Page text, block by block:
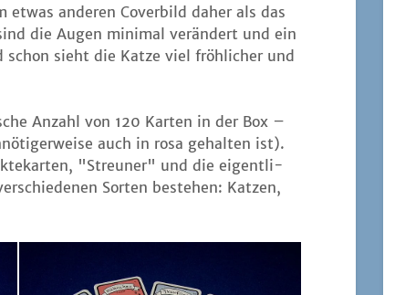
etwas ande­ren Cover­bild daher als das
die Augen mini­mal ver­än­dert und ein
sieht die Kat­ze viel fröh­li­cher und
Anzahl von 120 Kar­ten in der Box –
auch in rosa gehal­ten ist).
"Streu­ner" und die eigent­li­
Sor­ten bestehen: Kat­zen,